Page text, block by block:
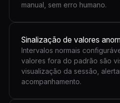
manual, sem erro humano.
Sinalização de valores
Intervalos normais
valores fora do padrão são
visualização da sessão,
acompanhamento.